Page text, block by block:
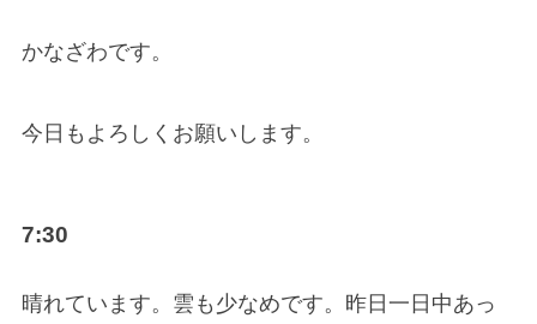
かなざわです。
今日もよろしくお願いします。
7:30
晴れています。雲も少なめです。昨日一日中あっ